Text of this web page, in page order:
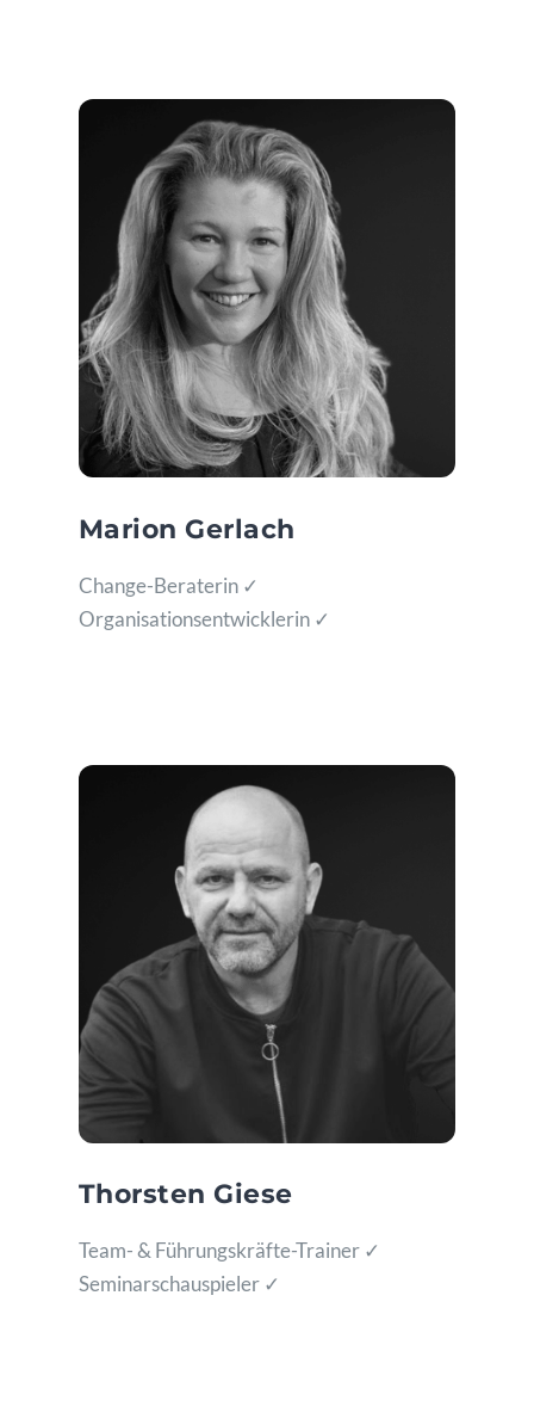
Marion Gerlach
Change-Beraterin ✓
Organisationsentwicklerin ✓
Thorsten Giese
Team- & Führungskräfte-Trainer ✓
Seminarschauspieler ✓